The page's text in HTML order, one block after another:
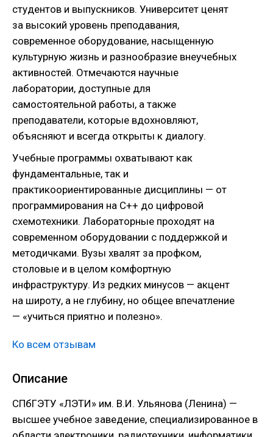
студентов и выпускников. Университет ценят
за высокий уровень преподавания,
современное оборудование, насыщенную
культурную жизнь и разнообразие внеучебных
активностей. Отмечаются научные
лаборатории, доступные для
самостоятельной работы, а также
преподаватели, которые вдохновляют,
объясняют и всегда открыты к диалогу.
Учебные программы охватывают как
фундаментальные, так и
практикоориентированные дисциплины — от
программирования на C++ до цифровой
схемотехники. Лабораторные проходят на
современном оборудовании с поддержкой и
методичками. Вузы хвалят за профком,
столовые и в целом комфортную
инфраструктуру. Из редких минусов — акцент
на широту, а не глубину, но общее впечатление
— «учиться приятно и полезно».
Ко всем отзывам
Описание
СПбГЭТУ «ЛЭТИ» им. В.И. Ульянова (Ленина) —
высшее учебное заведение, специализированное в